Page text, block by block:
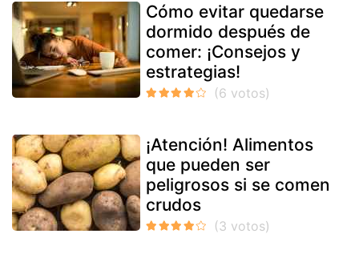
Cómo evitar quedarse
dormido después de
comer: ¡Consejos y
estrategias!
¡Atención! Alimentos
que pueden ser
peligrosos si se comen
crudos